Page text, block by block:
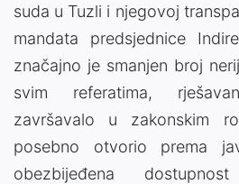
suda u Tuzli i njegovoj
mandata predsjednice
značajno je smanjen broj
svim referatima,
završavalo u zakonskim
posebno otvorio prema
obezbijeđena